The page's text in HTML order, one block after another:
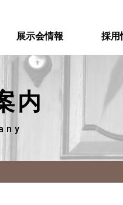
展示会情報 採用
内